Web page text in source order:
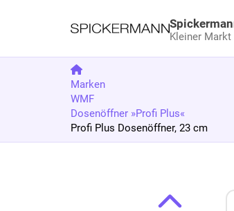
Kleiner Markt
Marken
WMF
Dosenöffner »Profi Plus«
Profi Plus Dosenöffner, 23 cm
Zur Produktbeschreibung springen